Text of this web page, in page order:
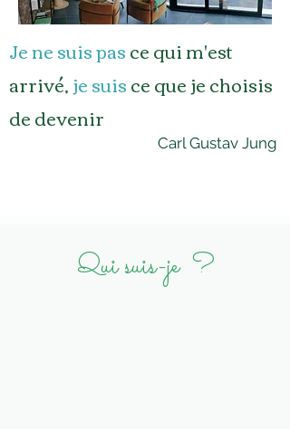
Je ne suis pasce qui m'est
arrivé,je suisce que je choisis
de devenir
Carl Gustav Jung
Qui suis-je ?